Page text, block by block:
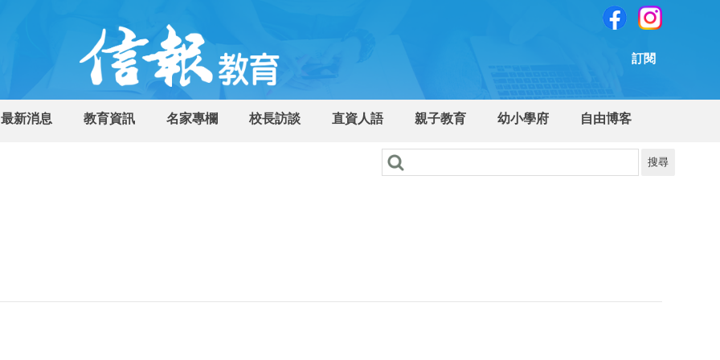
訂閱
最新消息 教育資訊 名家專欄 校長訪談 直資人語 親子教育 幼小學府 自由博客
搜尋